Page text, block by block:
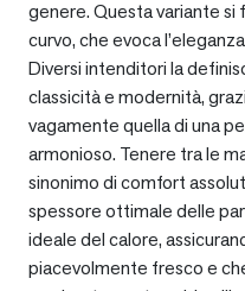
genere. Questa variante
curvo, che evoca
Diversi intenditori la
classicità e modernità,
vagamente quella di una
armonioso. Tenere tra le
sinonimo di comfort
spessore ottimale delle
ideale del calore,
piacevolmente fresco e